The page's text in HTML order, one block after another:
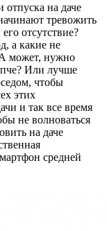
на даче
тревожить
отсутствие?
а какие не
может, нужно
Или лучше
чтобы
этих
и так все время
не волноваться
на даче
средней